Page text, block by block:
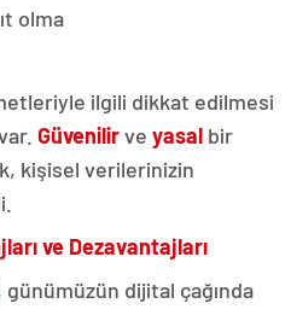
olma
ilgili dikkat edilmesi
Güvenilirve yasal bir
kişisel verilerinizin
ve Dezavantajları
günümüzün dijital çağında